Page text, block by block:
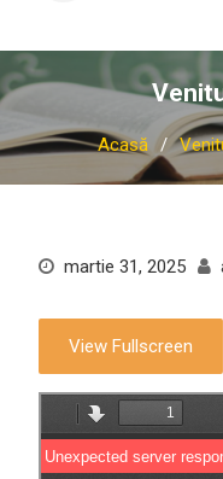
Acasă
martie 31, 2025
View Fullscreen